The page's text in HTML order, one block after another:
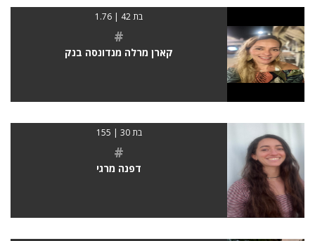
בת 42 | 1.76
#
קארן מרלה מנדונסה בנק
בת 30 | 155
#
דפנה מרגי